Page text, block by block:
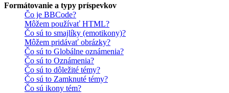
Formátovanie a typy príspevkov
Čo je BBCode?
Môžem používať HTML?
Čo sú to smajlíky (emotikony)?
Môžem pridávať obrázky?
Čo sú to Globálne oznámenia?
Čo sú to Oznámenia?
Čo sú to dôležité témy?
Čo sú to Zamknuté témy?
Čo sú ikony tém?